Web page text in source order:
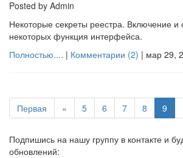
Posted by Admin
Некоторые секреты реестра. Включение и
некоторых функция интерфейса.
Полностью.... | Комментарии (2) | мар 29,
Первая « 5 6 7 8 9
Подпишись на нашу группу в контакте и
обновлений: